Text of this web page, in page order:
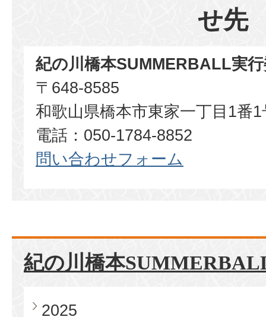
せ先
紀の川橋本SUMMERBALL実
〒648-8585
和歌山県橋本市東家一丁目1番1
電話：050-1784-8852​​​​​​​
問い合わせフォーム
紀の川橋本
2025